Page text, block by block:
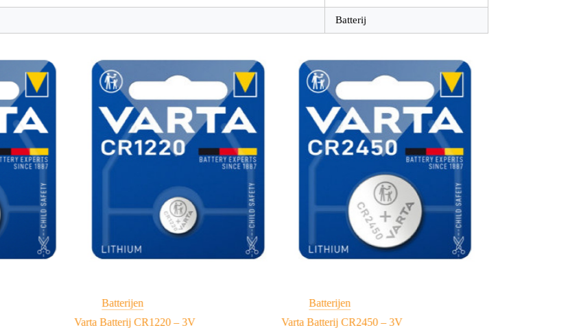
Batterij
Batterijen
Varta Batterij CR1220 – 3V
Batterijen
Varta Batterij CR2450 – 3V